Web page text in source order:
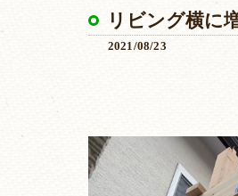
リビング横に
2021/08/23